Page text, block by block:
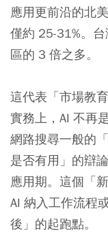
應用更前沿的北
僅約 25-31%。
區的 3 倍之多。
這代表「市場教
實務上，AI 不再
網路搜尋一般的
是否有用」的辯
應用期。這個「
AI 納入工作流程
後」的起跑點。